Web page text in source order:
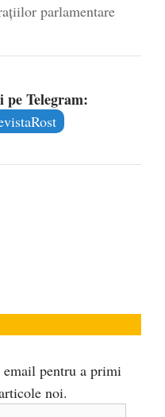
parlamentare
Telegram:
pentru a primi
noi.